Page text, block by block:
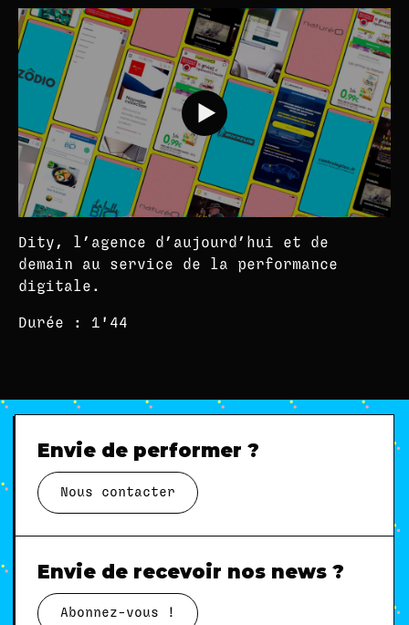
Dity, l’agence d’aujourd’hui et de
demain au service de la performance
digitale.
Durée : 1'44
Envie de performer ?
Nous contacter
Envie de recevoir nos news ?
Abonnez-vous !